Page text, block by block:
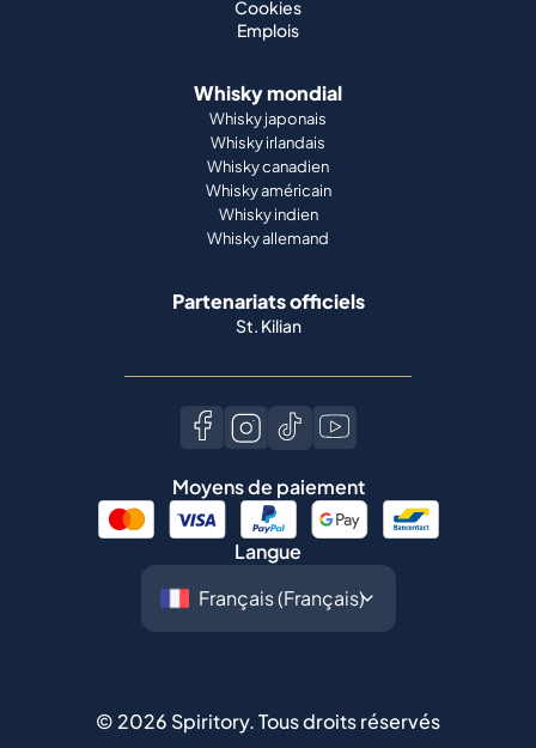
Whisky canadien
Whisky américain
Whisky allemand
Partenariats officiels
St. Kilian
Moyens de paiement
Langue
2026Spiritory.Tous droits réservés